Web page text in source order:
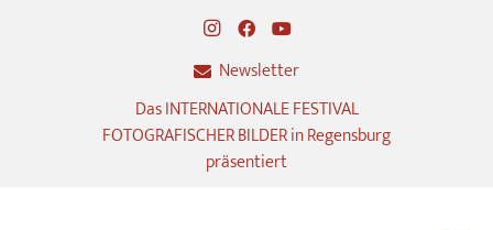
Newsletter
Das INTERNATIONALE FESTIVAL
FOTOGRAFISCHER BILDER in Regensburg
präsentiert